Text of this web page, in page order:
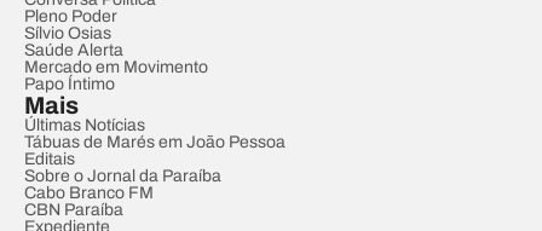
Pleno Poder
Sílvio Osias
Saúde Alerta
Mercado em Movimento
Papo Íntimo
Mais
Últimas Notícias
Tábuas de Marés em João Pessoa
Editais
Sobre o Jornal da Paraíba
Cabo Branco FM
CBN Paraíba
Expediente